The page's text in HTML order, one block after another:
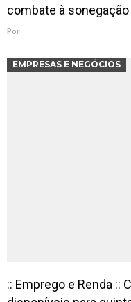
combate à
Por
EMPRESAS E NEGÓCIOS
:: Emprego e Renda ::